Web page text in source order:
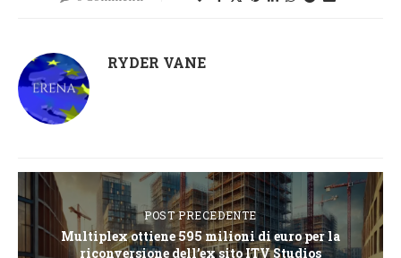
RYDER VANE
POST PRECEDENTE
Multiplex ottiene 595 milioni di euro per la
riconversione dell’ex sito ITV Studios